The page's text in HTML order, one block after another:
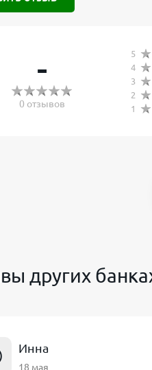
-
0 отзывов 1
2
3
4
5
других
Инна
18 мая